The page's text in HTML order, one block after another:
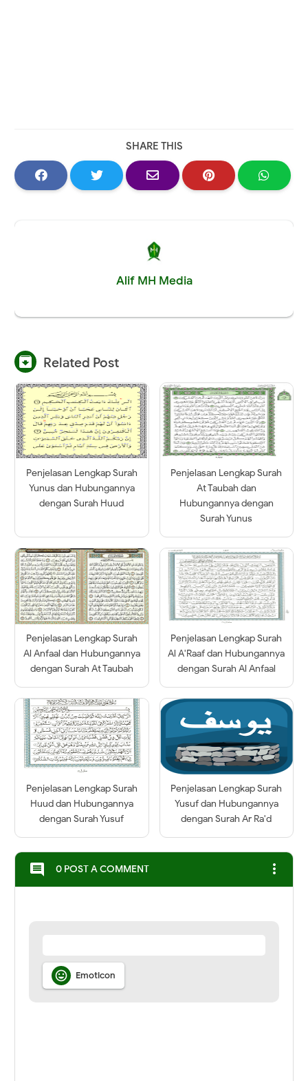
SHARE THIS
Alif MH Media
 Related Post
Penjelasan Lengkap Surah
Yunus dan Hubungannya
dengan Surah Huud
Penjelasan Lengkap Surah
At Taubah dan
Hubungannya dengan
Surah Yunus
Penjelasan Lengkap Surah
Al Anfaal dan Hubungannya
dengan Surah At Taubah
Penjelasan Lengkap Surah
Al A'Raaf dan Hubungannya
dengan Surah Al Anfaal
Penjelasan Lengkap Surah
Huud dan Hubungannya
dengan Surah Yusuf
Penjelasan Lengkap Surah
Yusuf dan Hubungannya
dengan Surah Ar Ra'd
comment 0 POST A COMMENT more_vert
 Emoticon